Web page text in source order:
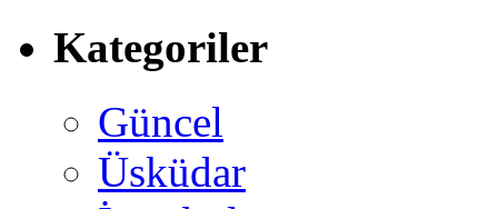
Kategoriler
Güncel
Üsküdar